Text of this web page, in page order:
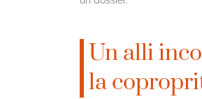
Un alli
la